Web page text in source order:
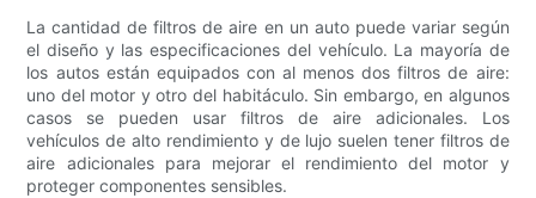
La cantidad de filtros de aire en un auto puede variar según
el diseño y las especificaciones del vehículo. La mayoría de
los autos están equipados con al menos dos filtros de aire:
uno del motor y otro del habitáculo. Sin embargo, en algunos
casos se pueden usar filtros de aire adicionales. Los
vehículos de alto rendimiento y de lujo suelen tener filtros de
aire adicionales para mejorar el rendimiento del motor y
proteger componentes sensibles.